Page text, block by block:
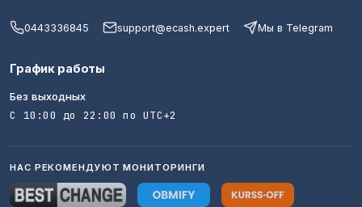
0443336845 support@ecash.expert Мы в Telegram
График работы
Без выходных
С 10:00 до 22:00 по UTC+2
НАС РЕКОМЕНДУЮТ МОНИТОРИНГИ